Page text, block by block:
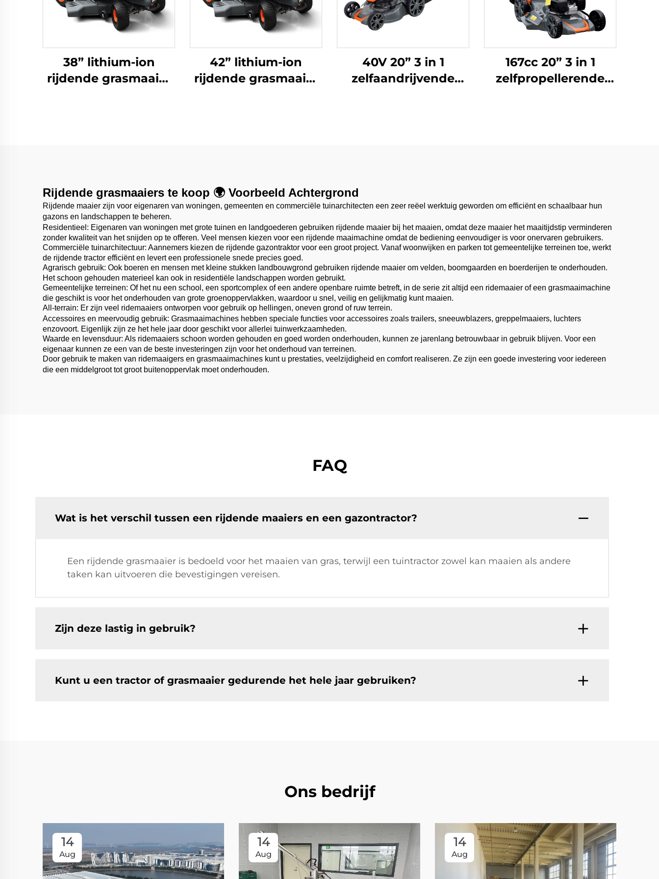
38” lithium-ion
rijdende grasmaaier
42” lithium-ion
rijdende grasmaaier
40V 20” 3 in 1
zelfaandrijvende
167cc 20” 3 in 1
zelfpropellerende
Rijdende grasmaaiers te koop 🌍 Voorbeeld Achtergrond
Rijdende maaier zijn voor eigenaren van woningen, gemeenten en commerciële tuinarchitecten een zeer reëel werktuig geworden om efficiënt en schaalbaar hun
gazons en landschappen te beheren.
Residentieel: Eigenaren van woningen met grote tuinen en landgoederen gebruiken rijdende maaier bij het maaien, omdat deze maaier het maaitijdstip verminderen
zonder kwaliteit van het snijden op te offeren. Veel mensen kiezen voor een rijdende maaimachine omdat de bediening eenvoudiger is voor onervaren gebruikers.
Commerciële tuinarchitectuur: Aannemers kiezen de rijdende gazontraktor voor een groot project. Vanaf woonwijken en parken tot gemeentelijke terreinen toe, werkt
de rijdende tractor efficiënt en levert een professionele snede precies goed.
Agrarisch gebruik: Ook boeren en mensen met kleine stukken landbouwgrond gebruiken rijdende maaier om velden, boomgaarden en boerderijen te onderhouden.
Het schoon gehouden materieel kan ook in residentiële landschappen worden gebruikt.
Gemeentelijke terreinen: Of het nu een school, een sportcomplex of een andere openbare ruimte betreft, in de serie zit altijd een ridemaaier of een grasmaaimachine
die geschikt is voor het onderhouden van grote groenoppervlakken, waardoor u snel, veilig en gelijkmatig kunt maaien.
All-terrain: Er zijn veel ridemaaiers ontworpen voor gebruik op hellingen, oneven grond of ruw terrein.
Accessoires en meervoudig gebruik: Grasmaaimachines hebben speciale functies voor accessoires zoals trailers, sneeuwblazers, greppelmaaiers, luchters
enzovoort. Eigenlijk zijn ze het hele jaar door geschikt voor allerlei tuinwerkzaamheden.
Waarde en levensduur: Als ridemaaiers schoon worden gehouden en goed worden onderhouden, kunnen ze jarenlang betrouwbaar in gebruik blijven. Voor een
eigenaar kunnen ze een van de beste investeringen zijn voor het onderhoud van terreinen.
Door gebruik te maken van ridemaaigers en grasmaaimachines kunt u prestaties, veelzijdigheid en comfort realiseren. Ze zijn een goede investering voor iedereen
die een middelgroot tot groot buitenoppervlak moet onderhouden.
FAQ
Wat is het verschil tussen een rijdende maaiers en een gazontractor?
Een rijdende grasmaaier is bedoeld voor het maaien van gras, terwijl een tuintractor zowel kan maaien als andere
taken kan uitvoeren die bevestigingen vereisen.
Zijn deze lastig in gebruik?
Kunt u een tractor of grasmaaier gedurende het hele jaar gebruiken?
Ons bedrijf
14
Aug
14
Aug
14
Aug